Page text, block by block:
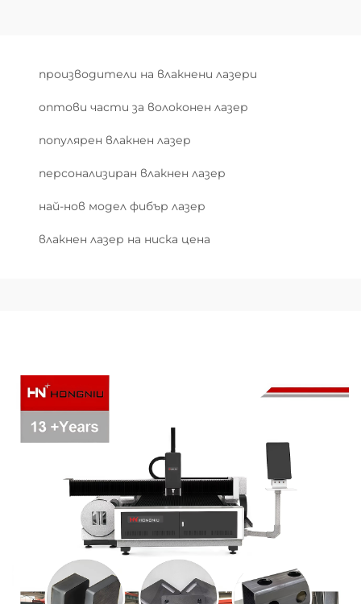
производители на влакнени лазери
оптови части за волоконен лазер
популярен влакнен лазер
персонализиран влакнен лазер
най-нов модел фибър лазер
влакнен лазер на ниска цена